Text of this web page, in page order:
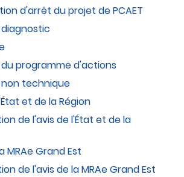
d'arrêt du projet de PCAET
programme d'actions
non technique
et de la Région
de l'avis de l'État et de la
MRAe Grand Est
de l'avis de la MRAe Grand Est